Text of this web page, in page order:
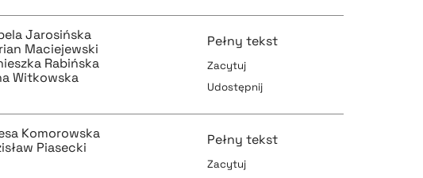
pobierz cytat
pobierz cytat
Jarosińska
Maciejewski
Rabińska
Witkowska
Pełny tekst
Zacytuj
Udostępnij
Komorowska
Piasecki
Pełny tekst
Zacytuj